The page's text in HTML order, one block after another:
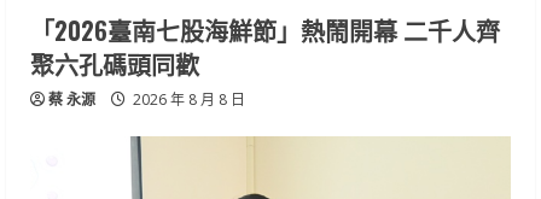
「2026臺南七股海鮮節」熱鬧開幕 二千人齊
聚六孔碼頭同歡
蔡 永源 2026 年 8 月 8 日